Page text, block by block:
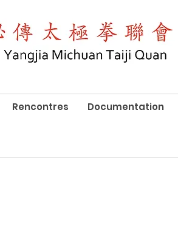
Rencontres Documentation